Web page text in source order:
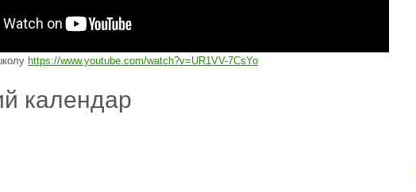
https://www.youtube.com/watch?v=UR1VV-7CsYo
календар